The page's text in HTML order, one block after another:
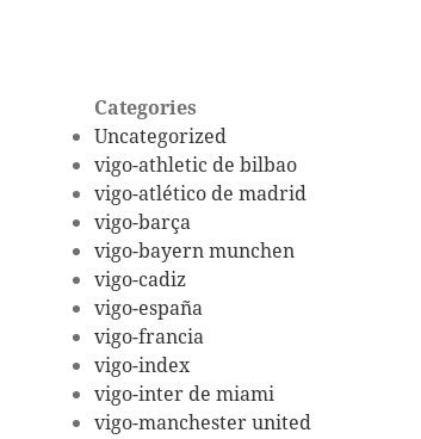
Categories
Uncategorized
vigo-athletic de bilbao
vigo-atlético de madrid
vigo-barça
vigo-bayern munchen
vigo-cadiz
vigo-españa
vigo-francia
vigo-index
vigo-inter de miami
vigo-manchester united